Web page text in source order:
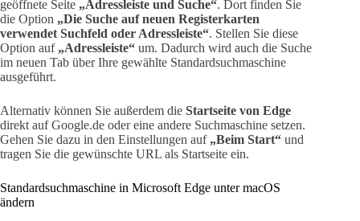
geöffnete Seite „Adressleiste und Suche“. Dort finden Sie
die Option „Die Suche auf neuen Registerkarten
verwendet Suchfeld oder Adressleiste“. Stellen Sie diese
Option auf „Adressleiste“ um. Dadurch wird auch die Suche
im neuen Tab über Ihre gewählte Standardsuchmaschine
ausgeführt.
Alternativ können Sie außerdem die Startseite von Edge
direkt auf Google.de oder eine andere Suchmaschine setzen.
Gehen Sie dazu in den Einstellungen auf „Beim Start“ und
tragen Sie die gewünschte URL als Startseite ein.
Standardsuchmaschine in Microsoft Edge unter macOS
ändern